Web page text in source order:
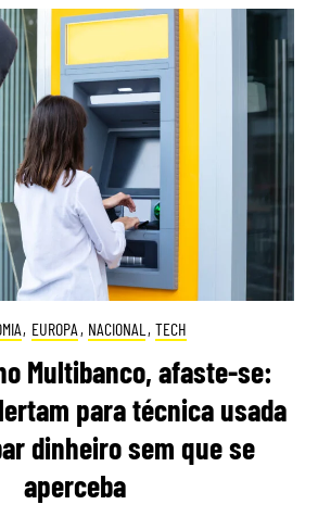
, EUROPA , NACIONAL , TECH
Multibanco, afaste-se:
para técnica usada
dinheiro sem que se
aperceba